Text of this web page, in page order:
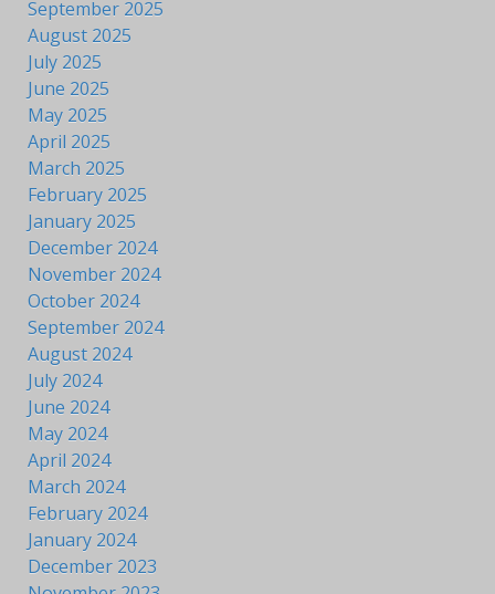
September 2025
August 2025
July 2025
June 2025
May 2025
April 2025
March 2025
February 2025
January 2025
December 2024
November 2024
October 2024
September 2024
August 2024
July 2024
June 2024
May 2024
April 2024
March 2024
February 2024
January 2024
December 2023